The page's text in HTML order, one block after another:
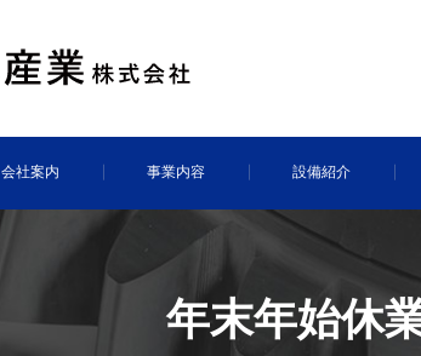
会社案内 事業内容 設備紹介
年末年始休